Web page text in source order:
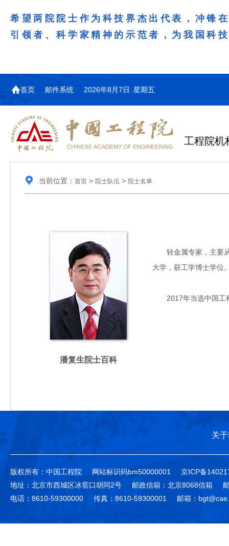
希望两院院士作为科技界杰出代表，冲锋
引领者、科学家精神的示范者，为我国科
首页 邮件系统 2026年8月7日 星期五
工程院机
当前位置： 首页> 院士队伍 > 院士名单
潘复生院士百科
轻金属专家，主要从
大学，获工学博士学位
2017年当选中国工
关
版权所有：中国工程院 网站标识码bm50000001
京ICP备
地址：北京市西城区冰窖口胡同2号
邮政信箱：北京8068信箱
电话：8610-59300000
传真：8610-59300001 邮箱：